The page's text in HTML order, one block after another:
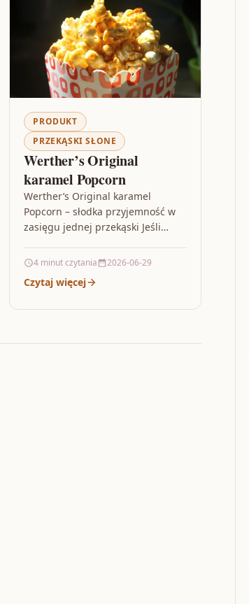
PRODUKT
PRZEKĄSKI SŁONE
Werther’s Original
karamel Popcorn
Werther’s Original karamel
Popcorn – słodka przyjemność w
zasięgu jednej przekąski Jeśli
poprawia nastrój, Werther’s
propozycja…
4 minut czytania 2026-06-29
Czytaj więcej